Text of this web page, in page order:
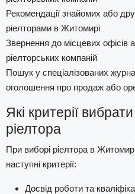
Рекомендації знайомих або
ріелторами в Житомирі
Звернення до місцевих офісів
ріелторських компаній
Пошук у спеціалізованих
оголошення про продаж або
Які критерії
ріелтора
При виборі ріелтора в
наступні критерії:
Досвід роботи та